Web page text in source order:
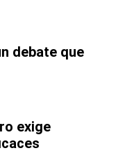
debate que
exige